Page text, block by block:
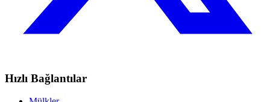
Hızlı Bağlantılar